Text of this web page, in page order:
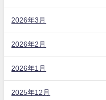
2026年3月
2026年2月
2026年1月
2025年12月